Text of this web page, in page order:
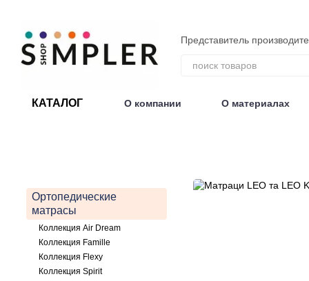
Представитель
КАТАЛОГ О компании О материалах
Ортопедические
матрасы
Коллекция Air Dream
Коллекция Famille
Коллекция Flexy
Коллекция Spirit